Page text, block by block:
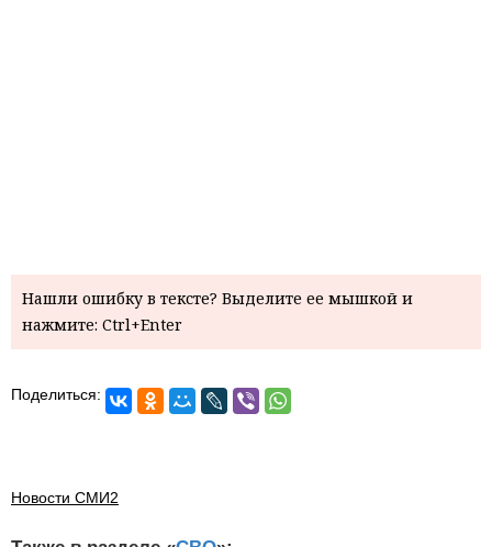
Нашли ошибку в тексте? Выделите ее мышкой и
нажмите: Ctrl+Enter
Поделиться:
Новости СМИ2